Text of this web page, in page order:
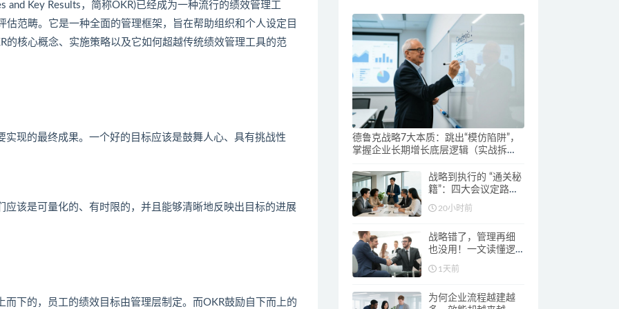
Key Results，简称OKR)已经成为一种流行的绩效管理工
范畴。它是一种全面的管理框架，旨在帮助组织和个人设定目
的核心概念、实施策略以及它如何超越传统绩效管理工具的范
现的最终成果。一个好的目标应该是鼓舞人心、具有挑战性
该是可量化的、有时限的，并且能够清晰地反映出目标的进展
下的，员工的绩效目标由管理层制定。而OKR鼓励自下而上的
德鲁克战略7大本质：跳出“模仿陷阱”，
掌握企业长期增长底层逻辑（实战拆
战略到执行的 “通关秘
籍”：四大会议定路
径，北极星OGSM聚
焦目标不迷路
20小时前
战略错了，管理再细
也没用！一文读懂逻
辑，北极星OGSM破
局
1天前
为何企业流程越建越